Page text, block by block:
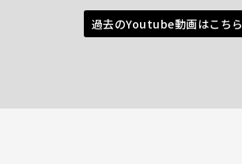
過去のYoutube動画はこちら